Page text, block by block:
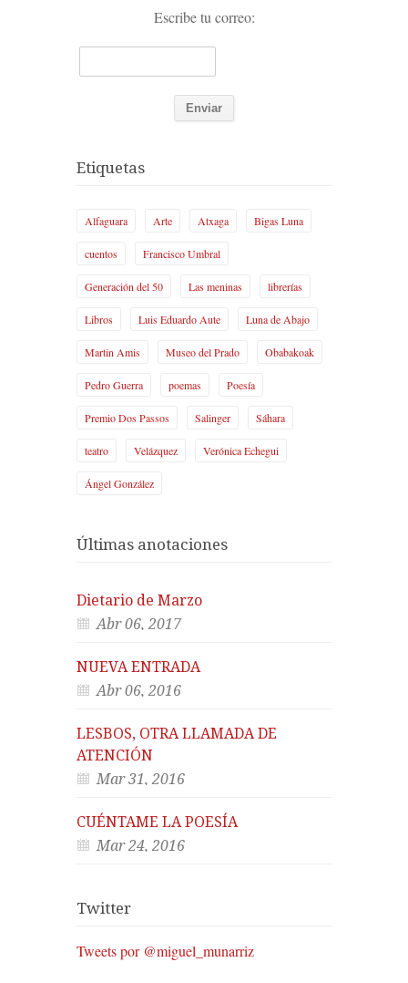
Escribe tu correo:
Etiquetas
Alfaguara Arte Atxaga Bigas Luna
cuentos Francisco Umbral
Generación del 50 Las meninas librerías
Libros Luis Eduardo Aute Luna de Abajo
Martin Amis Museo del Prado Obabakoak
Pedro Guerra poemas Poesía
Premio Dos Passos Salinger Sáhara
teatro Velázquez Verónica Echegui
Ángel González
Últimas anotaciones
Dietario de Marzo
Abr 06, 2017
NUEVA ENTRADA
Abr 06, 2016
LESBOS, OTRA LLAMADA DE
ATENCIÓN
Mar 31, 2016
CUÉNTAME LA POESÍA
Mar 24, 2016
Twitter
Tweets por @miguel_munarriz